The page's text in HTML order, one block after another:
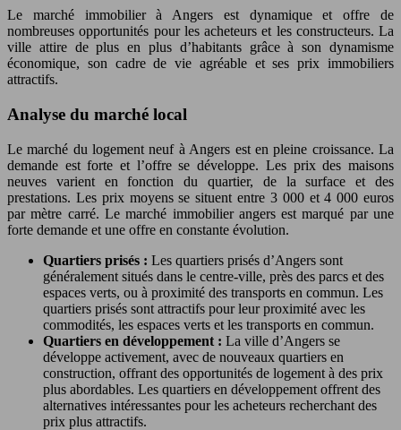
Le marché immobilier à Angers est dynamique et offre de
nombreuses opportunités pour les acheteurs et les constructeurs. La
ville attire de plus en plus d’habitants grâce à son dynamisme
économique, son cadre de vie agréable et ses prix immobiliers
attractifs.
Analyse du marché local
Le marché du logement neuf à Angers est en pleine croissance. La
demande est forte et l’offre se développe. Les prix des maisons
neuves varient en fonction du quartier, de la surface et des
prestations. Les prix moyens se situent entre 3 000 et 4 000 euros
par mètre carré. Le marché immobilier angers est marqué par une
forte demande et une offre en constante évolution.
Quartiers prisés : Les quartiers prisés d’Angers sont
généralement situés dans le centre-ville, près des parcs et des
espaces verts, ou à proximité des transports en commun. Les
quartiers prisés sont attractifs pour leur proximité avec les
commodités, les espaces verts et les transports en commun.
Quartiers en développement : La ville d’Angers se
développe activement, avec de nouveaux quartiers en
construction, offrant des opportunités de logement à des prix
plus abordables. Les quartiers en développement offrent des
alternatives intéressantes pour les acheteurs recherchant des
prix plus attractifs.